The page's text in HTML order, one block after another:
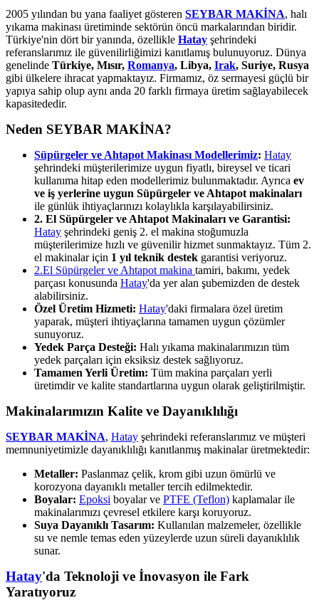
2005 yılından bu yana faaliyet gösteren SEYBAR MAKİNA, halı
yıkama makinası üretiminde sektörün öncü markalarından biridir.
Türkiye'nin dört bir yanında, özellikle Hatay şehrindeki
referanslarımız ile güvenilirliğimizi kanıtlamış bulunuyoruz. Dünya
genelinde Türkiye, Mısır, Romanya, Libya, Irak, Suriye, Rusya
gibi ülkelere ihracat yapmaktayız. Firmamız, öz sermayesi güçlü bir
yapıya sahip olup aynı anda 20 farklı firmaya üretim sağlayabilecek
kapasitededir.
Neden SEYBAR MAKİNA?
Süpürgeler ve Ahtapot Makinası Modellerimiz: Hatay
şehrindeki müşterilerimize uygun fiyatlı, bireysel ve ticari
kullanıma hitap eden modellerimiz bulunmaktadır. Ayrıca ev
ve iş yerlerine uygun Süpürgeler ve Ahtapot makinaları
ile günlük ihtiyaçlarınızı kolaylıkla karşılayabilirsiniz.
2. El Süpürgeler ve Ahtapot Makinaları ve Garantisi:
Hatay şehrindeki geniş 2. el makina stoğumuzla
müşterilerimize hızlı ve güvenilir hizmet sunmaktayız. Tüm 2.
el makinalar için 1 yıl teknik destek garantisi veriyoruz.
2.El Süpürgeler ve Ahtapot makina tamiri, bakımı, yedek
parçası konusunda Hatay'da yer alan şubemizden de destek
alabilirsiniz.
Özel Üretim Hizmeti: Hatay'daki firmalara özel üretim
yaparak, müşteri ihtiyaçlarına tamamen uygun çözümler
sunuyoruz.
Yedek Parça Desteği: Halı yıkama makinalarımızın tüm
yedek parçaları için eksiksiz destek sağlıyoruz.
Tamamen Yerli Üretim: Tüm makina parçaları yerli
üretimdir ve kalite standartlarına uygun olarak geliştirilmiştir.
Makinalarımızın Kalite ve Dayanıklılığı
SEYBAR MAKİNA, Hatay şehrindeki referanslarımız ve müşteri
memnuniyetimizle dayanıklılığı kanıtlanmış makinalar üretmektedir:
Metaller: Paslanmaz çelik, krom gibi uzun ömürlü ve
korozyona dayanıklı metaller tercih edilmektedir.
Boyalar: Epoksi boyalar ve PTFE (Teflon) kaplamalar ile
makinalarımızı çevresel etkilere karşı koruyoruz.
Suya Dayanıklı Tasarım: Kullanılan malzemeler, özellikle
su ve nemle temas eden yüzeylerde uzun süreli dayanıklılık
sunar.
Hatay'da Teknoloji ve İnovasyon ile Fark
Yaratıyoruz